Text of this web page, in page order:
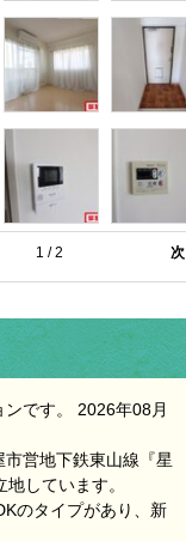
1 / 2 次
です。 2026年08月
営地下鉄東山線『星
しています。
のタイプがあり、新